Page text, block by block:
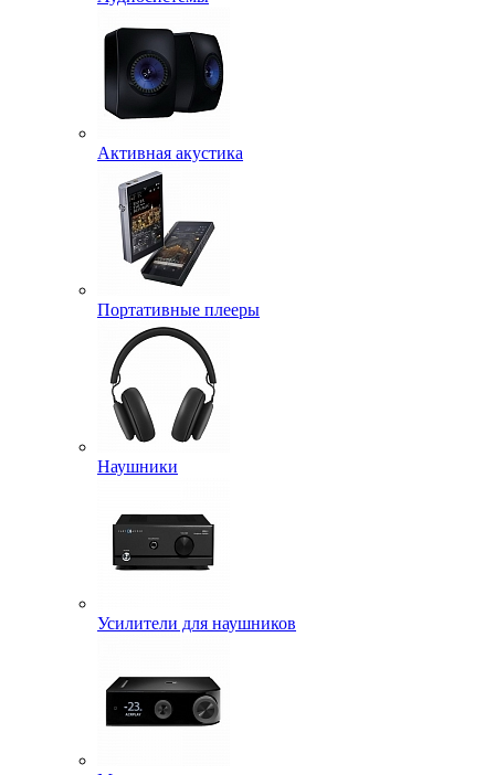
Активная акустика
Портативные плееры
Наушники
Усилители для наушников